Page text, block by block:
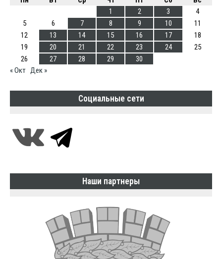
1
2 3
4
5
6 7 8 9 10
11
12
13 14 15 16 17
18
19
20 21 22 23 24
25
26
27 28 29
30
« Окт Дек »
Социальные сети
Наши партнеры